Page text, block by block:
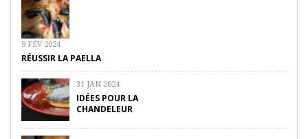
9 FÉV 2024
RÉUSSIR LA PAELLA
31 JAN 2024
IDÉES POUR LA
CHANDELEUR